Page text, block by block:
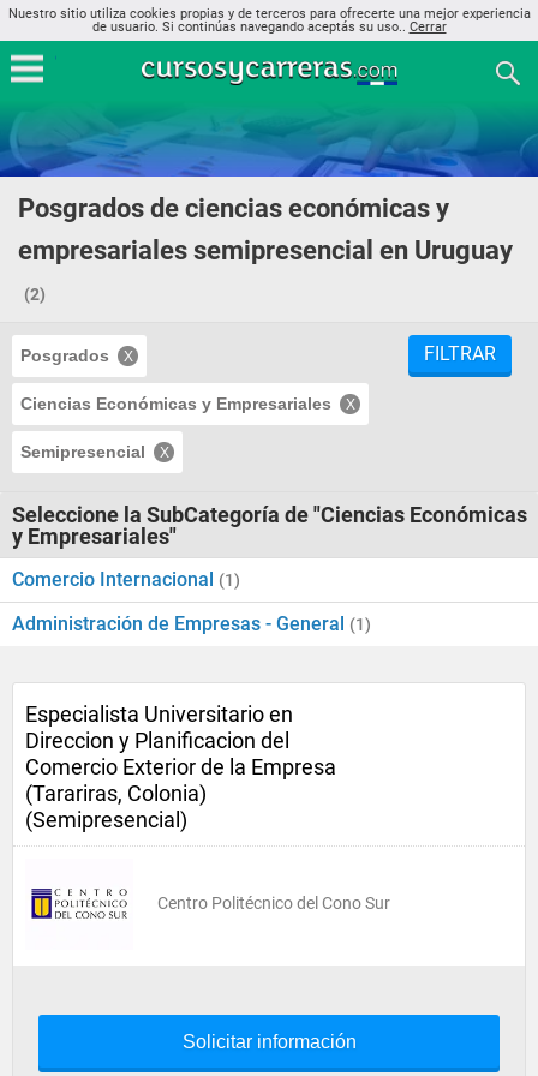
Nuestro sitio utiliza cookies propias y de terceros para ofrecerte una mejor experiencia
de usuario. Si continúas navegando aceptás su uso.. Cerrar
Posgrados de ciencias económicas y
empresariales semipresencial en Uruguay
(2)
Posgrados
Ciencias Económicas y Empresariales
Semipresencial
FILTRAR
Seleccione la SubCategoría de "Ciencias Económicas
y Empresariales"
Comercio Internacional (1)
Administración de Empresas - General (1)
Especialista Universitario en
Direccion y Planificacion del
Comercio Exterior de la Empresa
(Tarariras, Colonia)
(Semipresencial)
Centro Politécnico del Cono Sur
Solicitar información